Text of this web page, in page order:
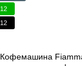
12
12